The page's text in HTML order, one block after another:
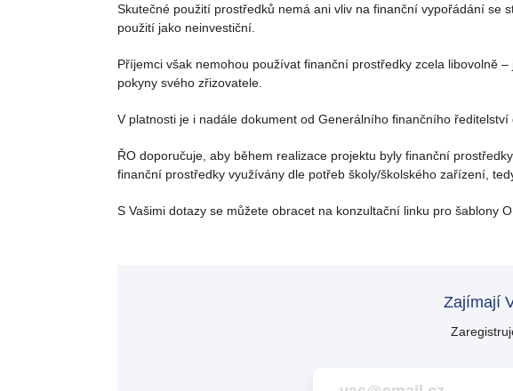
Skutečné použití prostředků nemá ani vliv na finanční vypořádání se
použití jako neinvestiční.
Příjemci však nemohou používat finanční prostředky zcela libovolně
pokyny svého zřizovatele.
V platnosti je i nadále dokument od Generálního finančního ředitelství
ŘO doporučuje, aby během realizace projektu byly finanční
finanční prostředky využívány dle potřeb školy/školského zařízení,
S Vašimi dotazy se můžete obracet na konzultační linku pro šablony
Zajímají